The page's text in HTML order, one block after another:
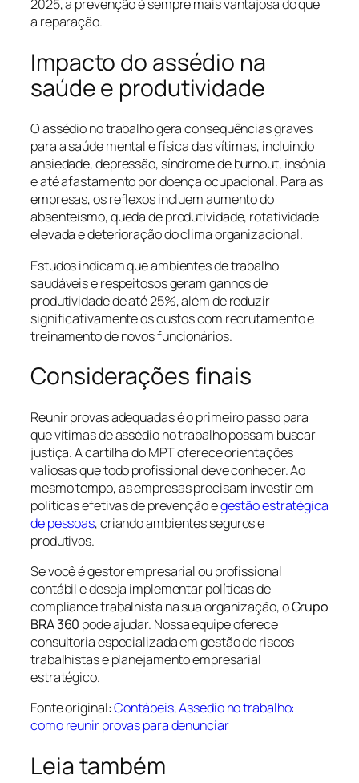
2025, a prevenção é sempre mais vantajosa do que
a reparação.
Impacto do assédio na
saúde e produtividade
O assédio no trabalho gera consequências graves
para a saúde mental e física das vítimas, incluindo
ansiedade, depressão, síndrome de burnout, insônia
e até afastamento por doença ocupacional. Para as
empresas, os reflexos incluem aumento do
absenteísmo, queda de produtividade, rotatividade
elevada e deterioração do clima organizacional.
Estudos indicam que ambientes de trabalho
saudáveis e respeitosos geram ganhos de
produtividade de até 25%, além de reduzir
significativamente os custos com recrutamento e
treinamento de novos funcionários.
Considerações finais
Reunir provas adequadas é o primeiro passo para
que vítimas de assédio no trabalho possam buscar
justiça. A cartilha do MPT oferece orientações
valiosas que todo profissional deve conhecer. Ao
mesmo tempo, as empresas precisam investir em
políticas efetivas de prevenção egestão estratégica
de pessoas, criando ambientes seguros e
produtivos.
Se você é gestor empresarial ou profissional
contábil e deseja implementar políticas de
compliance trabalhista na sua organização, oGrupo
BRA 360 pode ajudar. Nossa equipe oferece
consultoria especializada em gestão de riscos
trabalhistas e planejamento empresarial
estratégico.
Fonte original:Contábeis, Assédio no trabalho:
como reunir provas para denunciar
Leia também